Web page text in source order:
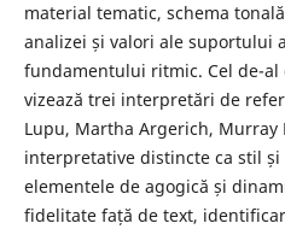
material tematic, schema
analizei și valori ale suportului
fundamentului ritmic. Cel de-
vizează trei interpretări de
Lupu, Martha Argerich, Murray
interpretative distincte ca stil
elementele de agogică și
fidelitate față de text,